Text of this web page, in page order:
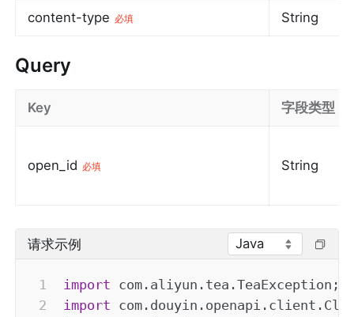
content-type 必填 String
Query
Key 字段类型
open_id 必填 String
请求示例 Java
import com . aliyun . tea .TeaException ;
import com . douyin . openapi . client .